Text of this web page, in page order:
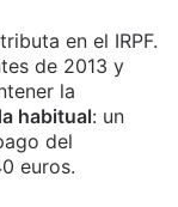
en el IRPF.
de 2013 y
la
habitual: un
del
euros.